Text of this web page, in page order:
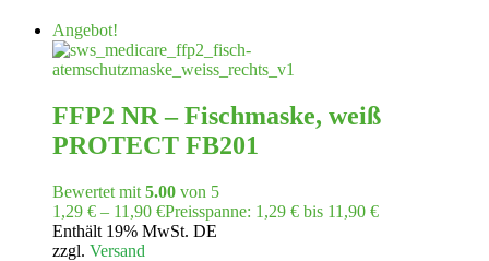
Angebot!
FFP2 NR – Fischmaske, weiß
PROTECT FB201
Bewertet mit 5.00 von 5
1,29 € – 11,90 €Preisspanne: 1,29 € bis 11,90 €
Enthält 19% MwSt. DE
zzgl. Versand